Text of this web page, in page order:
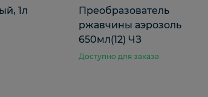
1л
Преобразователь
ржавчины аэрозоль
650мл(12) ЧЗ
Доступно для заказа